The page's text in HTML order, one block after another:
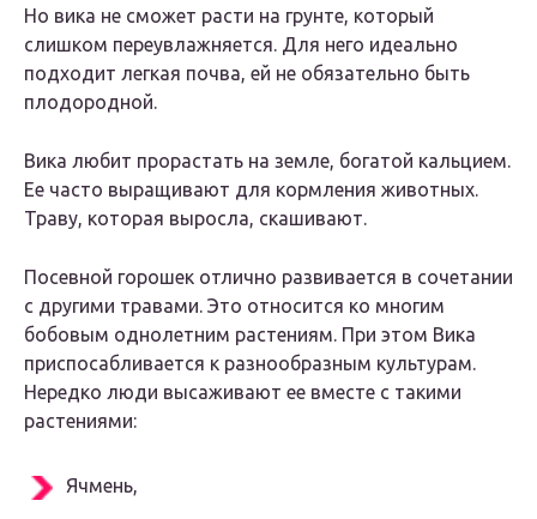
Но вика не сможет расти на грунте, который
слишком переувлажняется. Для него идеально
подходит легкая почва, ей не обязательно быть
плодородной.
Вика любит прорастать на земле, богатой кальцием.
Ее часто выращивают для кормления животных.
Траву, которая выросла, скашивают.
Посевной горошек отлично развивается в сочетании
с другими травами. Это относится ко многим
бобовым однолетним растениям. При этом Вика
приспосабливается к разнообразным культурам.
Нередко люди высаживают ее вместе с такими
растениями:
Ячмень,